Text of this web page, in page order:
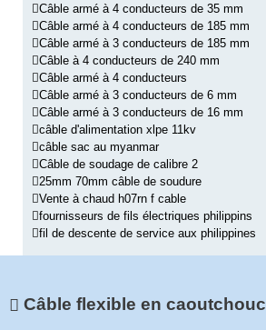
Câble armé à 4 conducteurs de 35 mm
Câble armé à 4 conducteurs de 185 mm
Câble armé à 3 conducteurs de 185 mm
Câble à 4 conducteurs de 240 mm
Câble armé à 4 conducteurs
Câble armé à 3 conducteurs de 6 mm
Câble armé à 3 conducteurs de 16 mm
câble d'alimentation xlpe 11kv
câble sac au myanmar
Câble de soudage de calibre 2
25mm 70mm câble de soudure
Vente à chaud h07rn f cable
fournisseurs de fils électriques philippins
fil de descente de service aux philippines
Câble flexible en caoutchouc